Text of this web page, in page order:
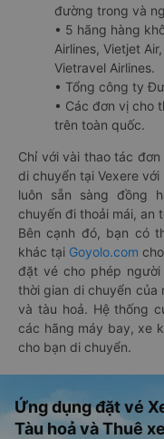
đường trong và
• 5 hãng hàng
Airlines, Vietjet
Vietravel Airlines.
• Tổng công ty
• Các đơn vị cho
trên toàn quốc.
Chỉ với vài thao tác
di chuyển tại Vexere
luôn sẵn sàng đồng
chuyến đi thoải mái, an
Bên cạnh đó, bạn có
khác tại Goyolo.com
đặt vé cho phép
thời gian di chuyển của
và tàu hoả. Hệ thống
các hãng máy bay, xe
cho bạn di chuyển.
Ứng dụng đặt vé
Tàu hoả và Thuê xe